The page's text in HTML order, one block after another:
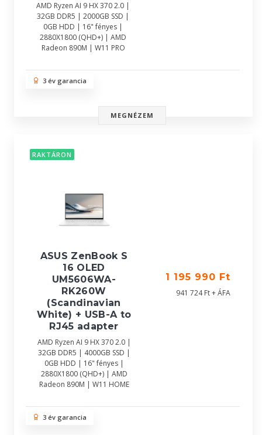
AMD Ryzen AI 9 HX 370 2.0 |
32GB DDR5 | 2000GB SSD |
0GB HDD | 16" fényes |
2880X1800 (QHD+) | AMD
Radeon 890M | W11 PRO
3 év garancia
MEGNÉZEM
RAKTÁRON
ASUS ZenBook S
16 OLED
UM5606WA-
RK260W
(Scandinavian
White) + USB-A to
RJ45 adapter
AMD Ryzen AI 9 HX 370 2.0 |
32GB DDR5 | 4000GB SSD |
0GB HDD | 16" fényes |
2880X1800 (QHD+) | AMD
Radeon 890M | W11 HOME
1 195 990 Ft
941 724 Ft + ÁFA
3 év garancia